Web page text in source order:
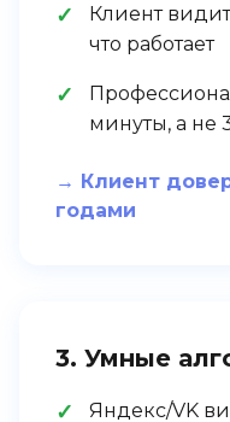
Клиент
что работает
минуты, а не
→ Клиент
годами
3. Умные
Яндекс/VK